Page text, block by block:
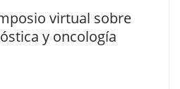
virtual sobre
y oncología